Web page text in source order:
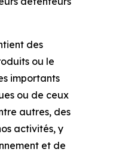
des
ou le
importants
ou de ceux
autres, des
activités, y
et de